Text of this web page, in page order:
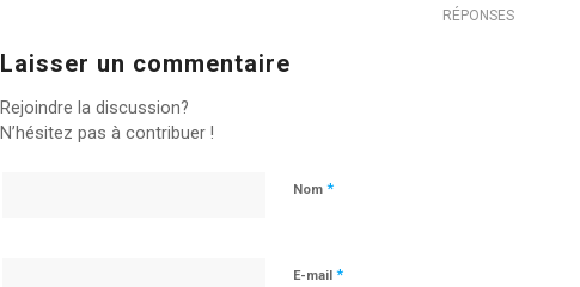
RÉPONSES
Laisser un commentaire
Rejoindre la discussion?
N’hésitez pas à contribuer !
Nom *
E-mail *